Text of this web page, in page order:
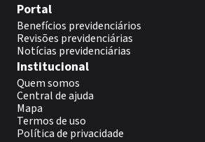
Portal
Benefícios previdenciários
Revisões previdenciárias
Notícias previdenciárias
Institucional
Quem somos
Central de ajuda
Mapa
Termos de uso
Política de privacidade